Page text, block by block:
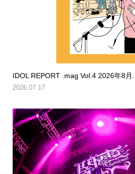
IDOL REPORT .mag Vol.4 2026年8月...
2026.07.17